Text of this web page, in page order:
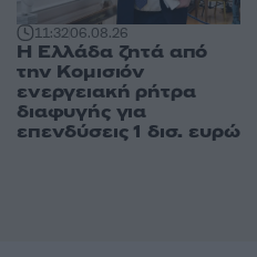
11:3206.08.26
Η Ελλάδα ζητά από
την Κομισιόν
ενεργειακή ρήτρα
διαφυγής για
επενδύσεις 1 δισ. ευρώ